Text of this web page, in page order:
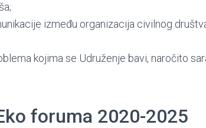
između organizacija civilnog
kojima se Udruženje bavi, naročito
foruma 2020-2025